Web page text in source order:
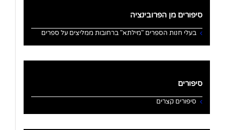
סיפורים מן הפרובינציה
בעלי חנות הספרים "מילתא" ברחובות ממליצים על ספרים
סיפורים
סיפורים קצרים